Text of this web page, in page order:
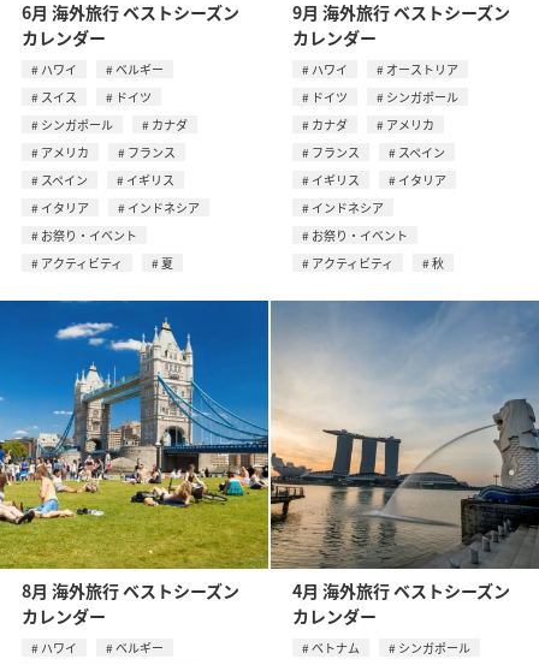
6月 海外旅行 ベストシーズン
カレンダー
ハワイ
ベルギー
スイス
ドイツ
シンガポール
カナダ
アメリカ
フランス
スペイン
イギリス
イタリア
インドネシア
お祭り・イベント
アクティビティ
夏
9月 海外旅行 ベストシーズン
カレンダー
ハワイ
オーストリア
ドイツ
シンガポール
カナダ
アメリカ
フランス
スペイン
イギリス
イタリア
インドネシア
お祭り・イベント
アクティビティ
秋
8月 海外旅行 ベストシーズン
カレンダー
ハワイ
ベルギー
4月 海外旅行 ベストシーズン
カレンダー
ベトナム
シンガポール